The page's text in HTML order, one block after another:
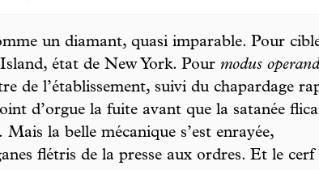
un diamant, quasi imparable. Pour
état de New York. Pour modus
de l’établissement, suivi du chapardage
d’orgue la fuite avant que la satanée
Mais la belle mécanique s’est enrayée,
flétris de la presse aux ordres. Et le cerf